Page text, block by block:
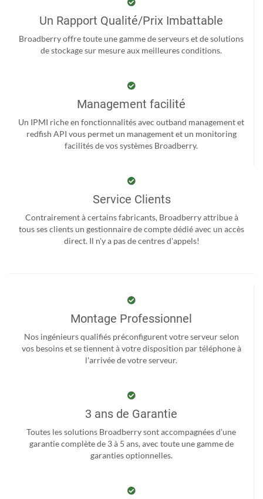
Un Rapport Qualité/Prix Imbattable
Broadberry offre toute une gamme de serveurs et de solutions
de stockage sur mesure aux meilleures conditions.
Management facilité
Un IPMI riche en fonctionnalités avec outband management et
redfish API vous permet un management et un monitoring
facilités de vos systèmes Broadberry.
Service Clients
Contrairement à certains fabricants, Broadberry attribue à
tous ses clients un gestionnaire de compte dédié avec un accès
direct. Il n'y a pas de centres d'appels!
Montage Professionnel
Nos ingénieurs qualifiés préconfigurent votre serveur selon
vos besoins et se tiennent à votre disposition par téléphone à
l'arrivée de votre serveur.
3 ans de Garantie
Toutes les solutions Broadberry sont accompagnées d'une
garantie complète de 3 à 5 ans, avec toute une gamme de
garanties optionnelles.